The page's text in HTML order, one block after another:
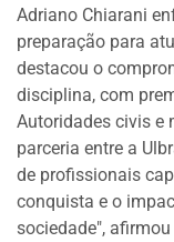
Adriano Chiarani
preparação para
destacou o
disciplina, com
Autoridades civis e
parceria entre a
de profissionais
conquista e o
sociedade", afirmou